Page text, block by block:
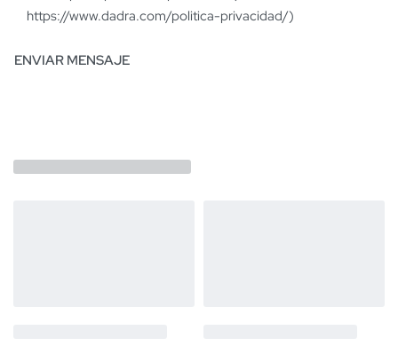
https://www.dadra.com/politica-privacidad/)